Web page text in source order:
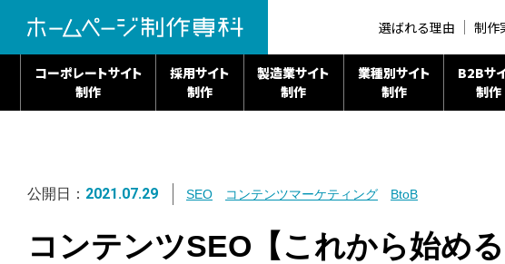
コーポレートサイト
制作
採用サイト
制作
製造業サイト
制作
業種別サイト
制作
B2Bサ
制作
選ばれる理由 制作
公開日： 2021.07.29 SEO コンテンツマーケティング BtoB
コンテンツSEO【これから始め